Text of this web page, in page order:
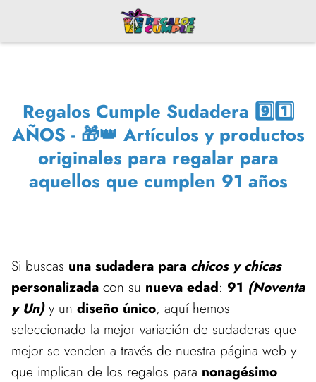
Regalos Cumple Sudadera 9️⃣1️⃣
AÑOS - 🎁👑 Artículos y productos
originales para regalar para
aquellos que cumplen 91 años
Si buscas una sudadera para chicos y chicas
personalizada con su nueva edad: 91 (Noventa
y Un)y un diseño único, aquí hemos
seleccionado la mejor variación de sudaderas que
mejor se venden a través de nuestra página web y
que implican de los regalos para nonagésimo